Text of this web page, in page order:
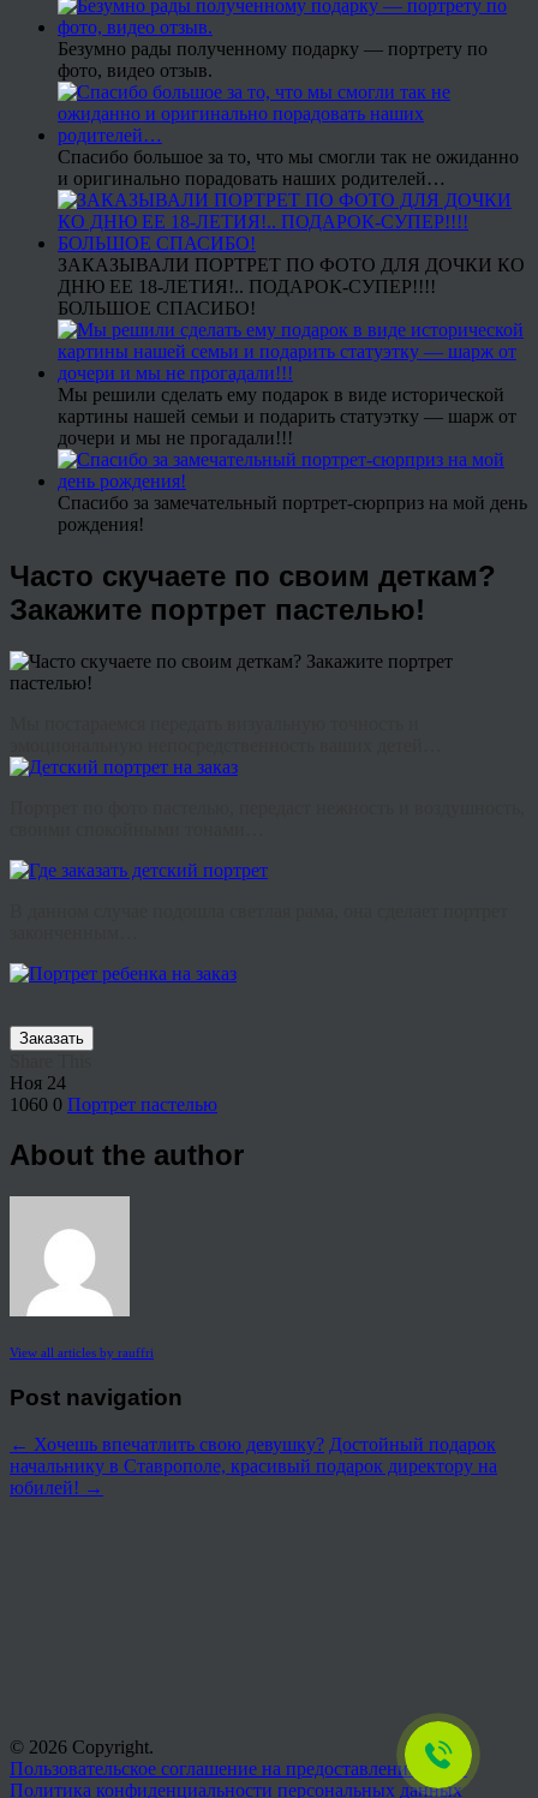
Безумно рады полученному подарку — портрету по
фото, видео отзыв.
Спасибо большое за то, что мы смогли так не ожиданно
и оригинально порадовать наших родителей…
ЗАКАЗЫВАЛИ ПОРТРЕТ ПО ФОТО ДЛЯ ДОЧКИ КО
ДНЮ ЕЕ 18-ЛЕТИЯ!.. ПОДАРОК-СУПЕР!!!!
БОЛЬШОЕ СПАСИБО!
Мы решили сделать ему подарок в виде исторической
картины нашей семьи и подарить статуэтку — шарж от
дочери и мы не прогадали!!!
Спасибо за замечательный портрет-сюрприз на мой день
рождения!
Часто скучаете по своим деткам?
Закажите портрет пастелью!
Заказать
Ноя 24
1060 0 Портрет пастелью
About the author
View all articles by rauffri
Post navigation
← Хочешь впечатлить свою девушку? Достойный подарок
начальнику в Ставрополе, красивый подарок директору на
юбилей! →
© 2026 Copyright.
Пользовательское соглашение на предоставление услуг
Политика конфиденциальности персональных данных